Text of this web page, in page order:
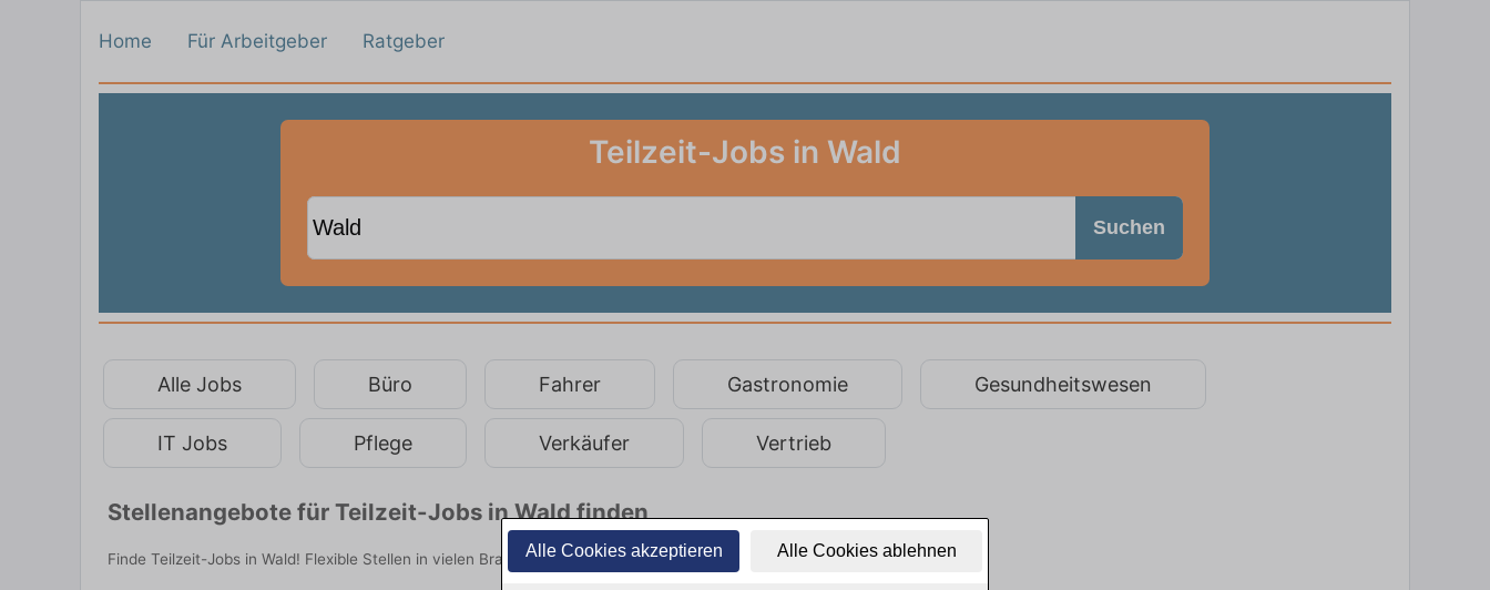
Alle Cookies akzeptieren Alle Cookies ablehnen
Home Für Arbeitgeber Ratgeber
Teilzeit-Jobs in Wald
Suchen
Alle Jobs Büro Fahrer Gastronomie Gesundheitswesen
IT Jobs Pflege Verkäufer Vertrieb
Stellenangebote für Teilzeit-Jobs in Wald finden
Finde Teilzeit-Jobs in Wald! Flexible Stellen in vielen Branchen. Jetzt bewerben!